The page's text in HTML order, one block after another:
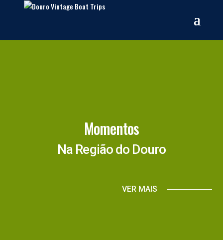
Momentos
Na Região do Douro
VER MAIS